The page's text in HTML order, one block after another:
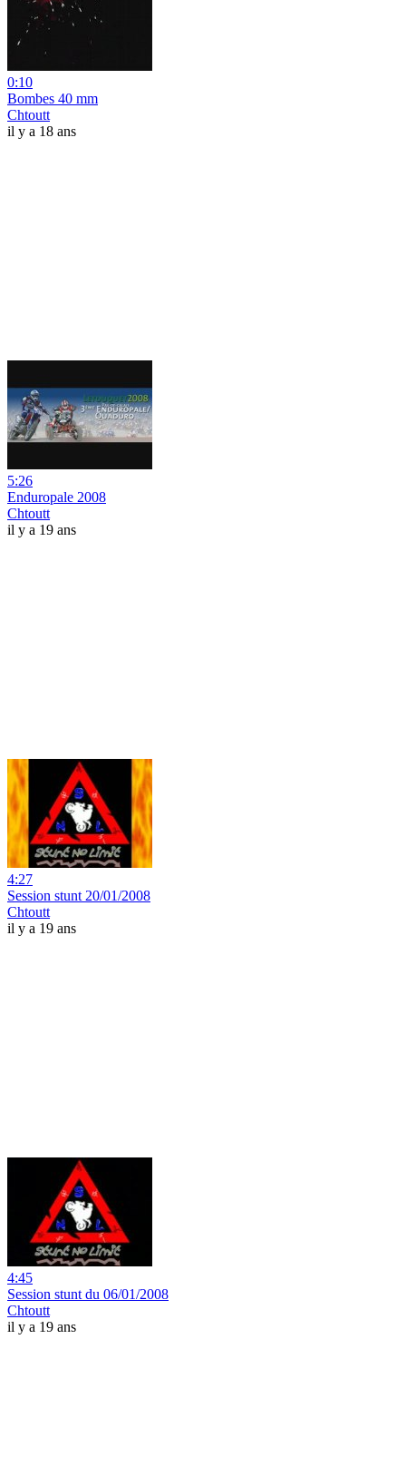
0:10
Bombes 40 mm
Chtoutt
il y a 18 ans
5:26
Enduropale 2008
Chtoutt
il y a 19 ans
4:27
Session stunt 20/01/2008
Chtoutt
il y a 19 ans
4:45
Session stunt du 06/01/2008
Chtoutt
il y a 19 ans